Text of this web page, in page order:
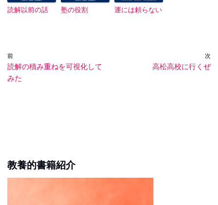
読解以前の話 塾の役割 運には頼らない
前
読解の積み重ねを可視化して
みた
次
高松高校に行くぜ
教養的書籍紹介